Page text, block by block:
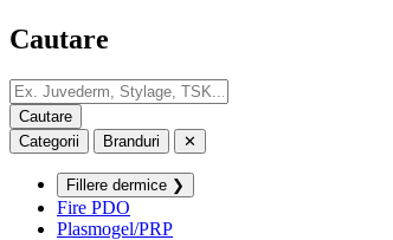
Cautare
Categorii Branduri ✕
Fillere dermice ❯
Fire PDO
Plasmogel/PRP